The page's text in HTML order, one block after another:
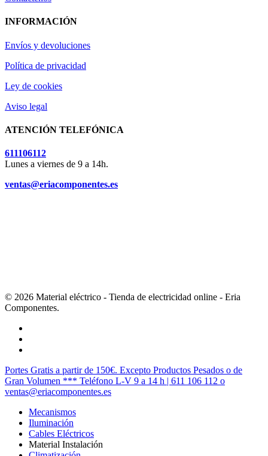
INFORMACIÓN
Envíos y devoluciones
Política de privacidad
Ley de cookies
Aviso legal
ATENCIÓN TELEFÓNICA
611106112
Lunes a viernes de 9 a 14h.
ventas@eriacomponentes.es
© 2026 Material eléctrico - Tienda de electricidad online - Eria
Componentes.
Cerrar
Menú
Portes Gratis a partir de 150€. Excepto Productos Pesados o de
Gran Volumen *** Teléfono L-V 9 a 14 h | 611 106 112 o
ventas@eriacomponentes.es
Mecanismos
Iluminación
Cables Eléctricos
Material Instalación